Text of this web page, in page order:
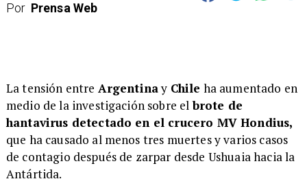
Por Prensa Web
La tensión entre Argentinay Chile ha aumentado en
medio de la investigación sobre elbrote de
hantavirus detectado en el crucero MV Hondius,
que ha causado al menos tres muertes y varios casos
de contagio después de zarpar desde Ushuaia hacia la
Antártida.